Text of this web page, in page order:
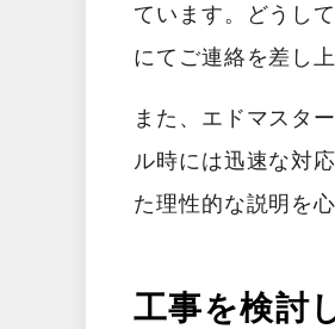
ています。どうし
にてご連絡を差し
また、エドマスタ
ル時には迅速な対
た理性的な説明を
工事を検討